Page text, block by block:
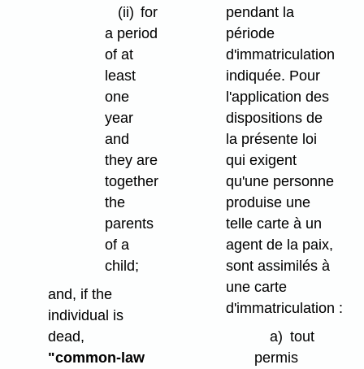
(ii) for
a period
of at
least
one
year
and
they are
together
the
parents
of a
child;
and, if the
individual is
dead,
"common-law
pendant la
période
d'immatriculation
indiquée. Pour
l'application des
dispositions de
la présente loi
qui exigent
qu'une personne
produise une
telle carte à un
agent de la paix,
sont assimilés à
une carte
d'immatriculation :
a) tout
permis